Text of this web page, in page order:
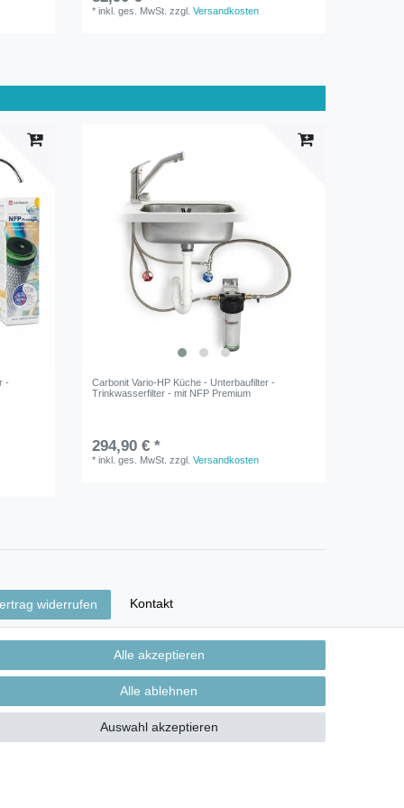
*inkl. ges. MwSt. zzgl.Versandkosten
-
Carbonit Vario-HP Küche - Unterbaufilter -
Trinkwasserfilter - mit NFP Premium
294,90 € *
*inkl. ges. MwSt. zzgl.Versandkosten
widerrufen Kontakt
Alle akzeptieren
Alle ablehnen
Auswahl akzeptieren